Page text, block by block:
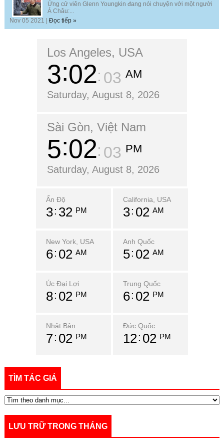
Ứng cử viên Glenn Youngkin đang nói chuyện với một người
Á Châu:...
Nov 05 2021 | Đọc tiếp »
Los Angeles, USA
3 02 04 AM
Saturday, August 8, 2026
Sài Gòn, Việt Nam
5 02 04 PM
Saturday, August 8, 2026
Ấn Độ
3 32 PM
California, USA
3 02 AM
New York, USA
6 02 AM
Anh Quốc
5 02 AM
Úc Đại Lợi
8 02 PM
Trung Quốc
6 02 PM
Nhật Bản
7 02 PM
Đức Quốc
12 02 PM
TÌM TÁC GIẢ
LƯU TRỮ TRONG THÁNG